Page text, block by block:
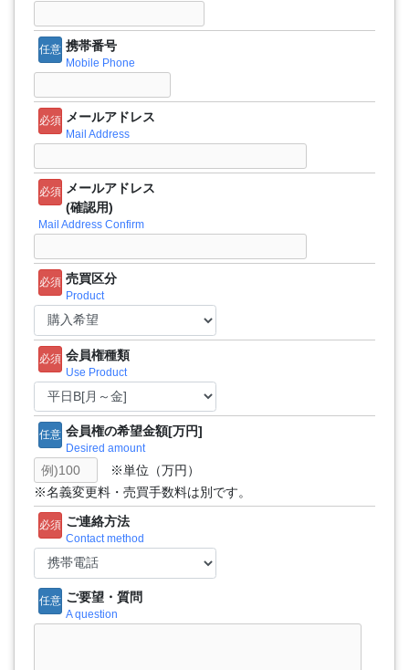
任意 携帯番号
Mobile Phone
必須 メールアドレス
Mail Address
必須 メールアドレス
(確認用)
Mail Address Confirm
必須 売買区分
Product
必須 会員権種類
Use Product
任意 会員権の希望金額[万円]
Desired amount
※単位（万円）
※名義変更料・売買手数料は別です。
必須 ご連絡方法
Contact method
任意 ご要望・質問
A question